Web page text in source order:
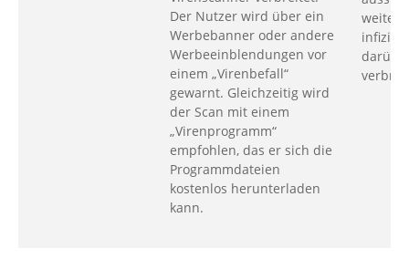
Der Nutzer wird über ein
Werbebanner oder andere
Werbeeinblendungen vor
einem „Virenbefall“
gewarnt. Gleichzeitig wird
der Scan mit einem
„Virenprogramm“
empfohlen, das er sich die
Programmdateien
kostenlos herunterladen
kann.